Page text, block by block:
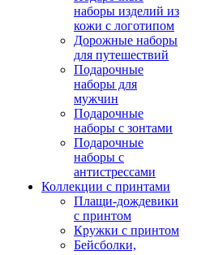
наборы изделий из
кожи с логотипом
Дорожные наборы
для путешествий
Подарочные
наборы для
мужчин
Подарочные
наборы с зонтами
Подарочные
наборы с
антистрессами
Коллекции с принтами
Плащи-дождевики
с принтом
Кружки с принтом
Бейсболки,